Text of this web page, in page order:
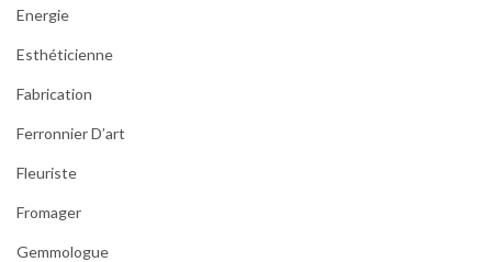
Energie
Esthéticienne
Fabrication
Ferronnier D’art
Fleuriste
Fromager
Gemmologue